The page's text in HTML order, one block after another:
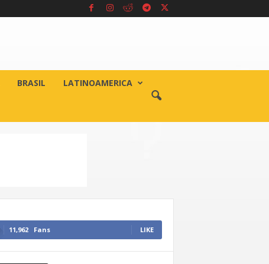
BRASIL LATINOAMERICA
11,962 Fans LIKE